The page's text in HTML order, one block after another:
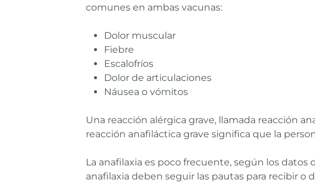
comunes en ambas vacunas:
Dolor muscular
Fiebre
Escalofríos
Dolor de articulaciones
Náusea o vómitos
Una reacción alérgica grave, llamada reacción
reacción anafiláctica grave significa que la
La anafilaxia es poco frecuente, según los
anafilaxia deben seguir las pautas para recibir